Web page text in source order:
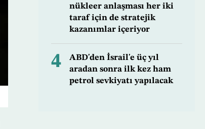
nükleer anlaşması her iki
taraf için de stratejik
kazanımlar içeriyor
4
ABD'den İsrail'e üç yıl
aradan sonra ilk kez ham
petrol sevkiyatı yapılacak